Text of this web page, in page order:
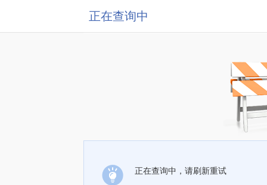
正在查询中
正在查询中，请刷新重试